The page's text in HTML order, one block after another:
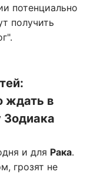
потенциально
получить
ждать в
Зодиака
и для Рака.
грозят не